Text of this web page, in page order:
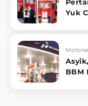
Yuk
BBM